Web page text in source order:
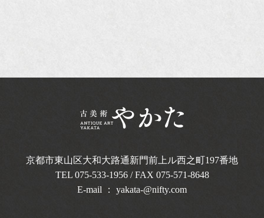
京都市東山区大和大路通新門前上ル西之町197番地
TEL 075-533-1956/ FAX 075-571-8648
E-mail ： yakata-@nifty.com